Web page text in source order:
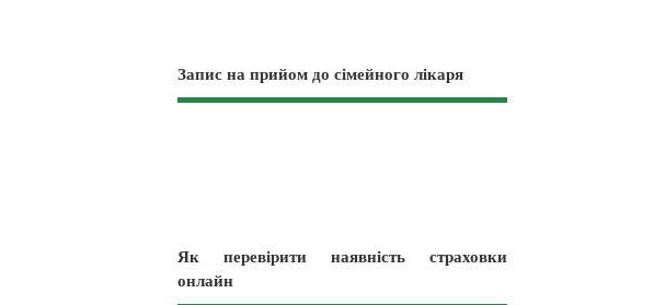
Запис на прийом до сімейного лікаря
Як перевірити наявність страховки
онлайн